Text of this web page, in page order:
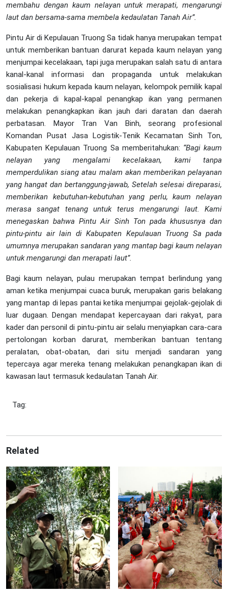
membahu dengan kaum nelayan untuk merapati, mengarungi
laut dan bersama-sama membela kedaulatan Tanah Air”.
Pintu Air di Kepulauan Truong Sa tidak hanya merupakan tempat
untuk memberikan bantuan darurat kepada kaum nelayan yang
menjumpai kecelakaan, tapi juga merupakan salah satu di antara
kanal-kanal informasi dan propaganda untuk melakukan
sosialisasi hukum kepada kaum nelayan, kelompok pemilik kapal
dan pekerja di kapal-kapal penangkap ikan yang permanen
melakukan penangkapkan ikan jauh dari daratan dan daerah
perbatasan. Mayor Tran Van Binh, seorang profesional
Komandan Pusat Jasa Logistik-Tenik Kecamatan Sinh Ton,
Kabupaten Kepulauan Truong Sa memberitahukan: “Bagi kaum
nelayan yang mengalami kecelakaan, kami tanpa
memperdulikan siang atau malam akan memberikan pelayanan
yang hangat dan bertanggung-jawab, Setelah selesai direparasi,
memberikan kebutuhan-kebutuhan yang perlu, kaum nelayan
merasa sangat tenang untuk terus mengarungi laut. Kami
menegaskan bahwa Pintu Air Sinh Ton pada khususnya dan
pintu-pintu air lain di Kabupaten Kepulauan Truong Sa pada
umumnya merupakan sandaran yang mantap bagi kaum nelayan
untuk mengarungi dan merapati laut”.
Bagi kaum nelayan, pulau merupakan tempat berlindung yang
aman ketika menjumpai cuaca buruk, merupakan garis belakang
yang mantap di lepas pantai ketika menjumpai gejolak-gejolak di
luar dugaan. Dengan mendapat kepercayaan dari rakyat, para
kader dan personil di pintu-pintu air selalu menyiapkan cara-cara
pertolongan korban darurat, memberikan bantuan tentang
peralatan, obat-obatan, dari situ menjadi sandaran yang
tepercaya agar mereka tenang melakukan penangkapan ikan di
kawasan laut termasuk kedaulatan Tanah Air.
Tag:
Related